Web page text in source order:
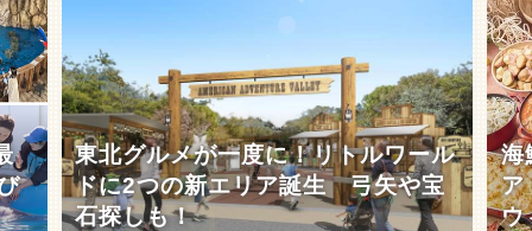
東北グルメが一度に！リトルワール
ドに2つの新エリア誕生 弓矢や宝
石探しも！
海
ア
ウ